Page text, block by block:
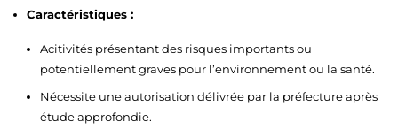
Caractéristiques :
Acitivités présentant des risques importants ou
potentiellement graves pour l’environnement ou la santé.
Nécessite une autorisation délivrée par la préfecture après
étude approfondie.